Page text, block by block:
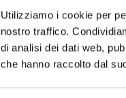
Utilizziamo i cookie per
nostro traffico.
di analisi dei dati web,
che hanno raccolto dal